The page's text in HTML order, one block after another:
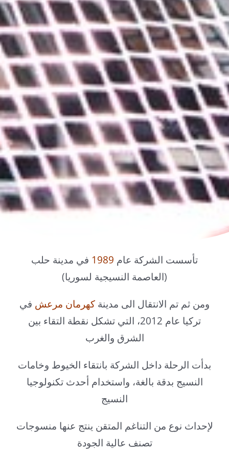
تأسست الشركة عام 1989 في مدينة حلب
(العاصمة النسيجية لسوريا)
ومن ثم تم الانتقال الى مدينة كهرمان مرعش في
تركيا عام 2012، التي تشكل نقطة التقاء بين
الشرق والغرب
بدأت الرحلة داخل الشركة بانتقاء الخيوط وخامات
النسيج بدقة بالغة، واستخدام أحدث تكنولوجيا
النسيج
لإحداث نوع من التناغم المتقن ينتج عنها منسوجات
تصنف عالية الجودة